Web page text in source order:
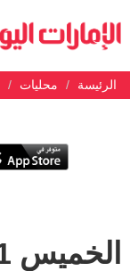
الرئيسة محليات